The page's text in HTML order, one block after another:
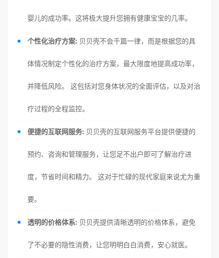
婴儿的成功率。这将极大提升您拥有健康宝宝的几率。
个性化治疗方案: 贝贝壳不会千篇一律，而是根据您的具
体情况制定个性化的治疗方案，最大限度地提高成功率，
并降低风险。 这包括对您身体状况的全面评估，以及对治
疗过程的全程监控。
便捷的互联网服务: 贝贝壳的互联网服务平台提供便捷的
预约、咨询和管理服务，让您足不出户即可了解治疗进
度，节省时间和精力。 这对于忙碌的现代家庭来说尤为重
要。
透明的价格体系: 贝贝壳提供清晰透明的价格体系，避免
了不必要的隐性消费，让您明明白白消费，安心就医。